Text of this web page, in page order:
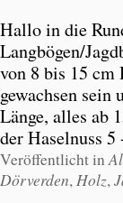
Hallo in die
Langbögen/
von 8 bis 15 cm
gewachsen
Länge, alles ab
der Haselnuss
Veröffentlicht in
Dörverden,Holz,